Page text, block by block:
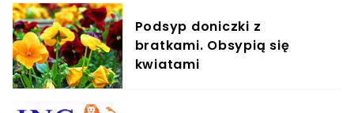
Podsyp doniczki z
bratkami. Obsypią się
kwiatami